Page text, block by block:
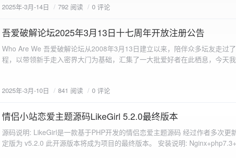
Math.round(percentComplete) + '%'; } }; xhr.onload = function() { if (xhr.status === 200) { const data =
图片链接: <a href="${data.data.url}" target="_blank">${data.data.url}</a></p> <p>图片文件
${data.data.imgFile}</p> <img src="${data.data.url}" alt="上传的图片" class="uploaded-image" /> `; }
else { resultDiv.innerHTML = `<p class="error">${data.error}</p>`; } } else { resultDiv.innerHTML = `<p
class="error">请求失败：${xhr.statusText}</p>`; } }; xhr.onerror = function() { resultDiv.innerHTML =
2025年-3月-14日 792 阅读 0 评论
2025-3-10
吾爱破解论坛2025年3月13日十七周年开放注册公告
Who Are We 吾爱破解论坛从2008年3月13日建立以来，陪伴众多坛友走过
程，以带领新手走入密界大门为基础，汇集了一大批爱好者在此栖息，今天
严格的处理措施。在您注册前，请认真阅读注册须知以及社区的总版规，以
www.52pojie.cn
2025年-3月-10日 841 阅读 0 评论
2024-12-10
情侣小站恋爱主题源码LikeGirl 5.2.0最终版本
源码说明: LikeGirl是一款基于PHP开发的情侣恋爱主题源码 经过作者多次更
定版为 v5.2.0 此开源版本将成为项目的最终版本。 安装说明: